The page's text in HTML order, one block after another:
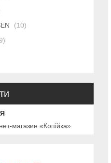
10
9
магазин «Копійка»